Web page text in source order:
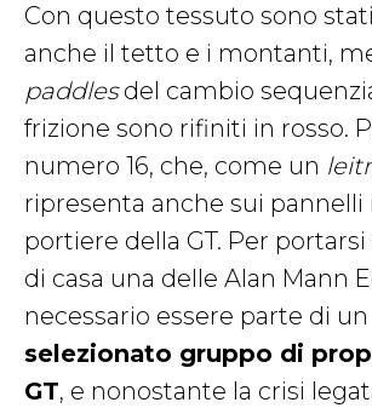
Con questo tessuto sono
anche il tetto e i montanti,
paddlesdel cambio
frizione sono rifiniti in rosso.
numero 16, che, come un
ripresenta anche sui
portiere della GT. Per
di casa una delle Alan Mann
necessario essere parte di un
selezionato gruppo di
GT, e nonostante la crisi